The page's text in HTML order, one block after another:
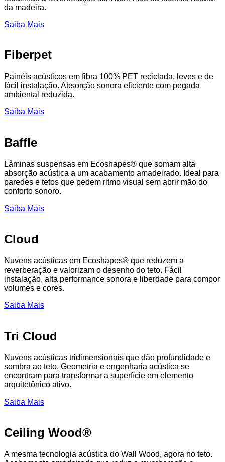
da madeira.
Saiba Mais
Fiberpet
Painéis acústicos em fibra 100% PET reciclada, leves e de
fácil instalação. Absorção sonora eficiente com pegada
ambiental reduzida.
Saiba Mais
Baffle
Lâminas suspensas em Ecoshapes® que somam alta
absorção acústica a um acabamento amadeirado. Ideal para
paredes e tetos que pedem ritmo visual sem abrir mão do
conforto sonoro.
Saiba Mais
Cloud
Nuvens acústicas em Ecoshapes® que reduzem a
reverberação e valorizam o desenho do teto. Fácil
instalação, alta performance sonora e liberdade para compor
volumes e cores.
Saiba Mais
Tri Cloud
Nuvens acústicas tridimensionais que dão profundidade e
sombra ao teto. Geometria e engenharia acústica se
encontram para transformar a superfície em elemento
arquitetônico ativo.
Saiba Mais
Ceiling Wood®
A mesma tecnologia acústica do Wall Wood, agora no teto.